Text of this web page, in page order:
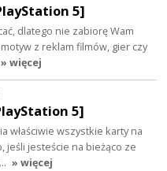
5]
dlatego nie zabiorę Wam
z reklam filmów, gier czy
» więcej
5]
właściwie wszystkie karty na
jeśli jesteście na bieżąco ze
» więcej